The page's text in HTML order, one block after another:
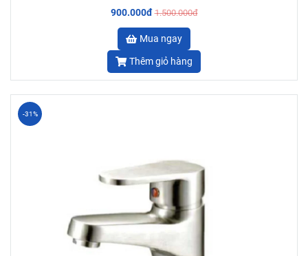
900.000đ 1.500.000đ
Mua ngay
Thêm giỏ hàng
-31%